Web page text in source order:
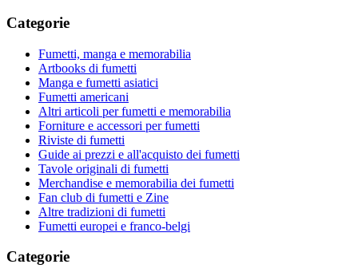
Categorie
Fumetti, manga e memorabilia
Artbooks di fumetti
Manga e fumetti asiatici
Fumetti americani
Altri articoli per fumetti e memorabilia
Forniture e accessori per fumetti
Riviste di fumetti
Guide ai prezzi e all'acquisto dei fumetti
Tavole originali di fumetti
Merchandise e memorabilia dei fumetti
Fan club di fumetti e Zine
Altre tradizioni di fumetti
Fumetti europei e franco-belgi
Categorie